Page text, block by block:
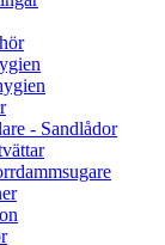
- Sandlådor